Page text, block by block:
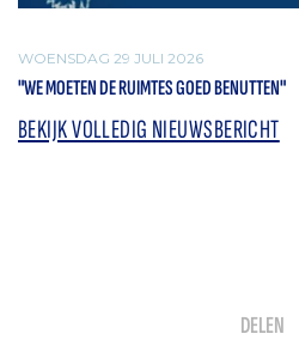
WOENSDAG 29 JULI 2026
"WE MOETEN DE RUIMTES GOED BENUTTEN"
BEKIJK VOLLEDIG NIEUWSBERICHT
DELEN